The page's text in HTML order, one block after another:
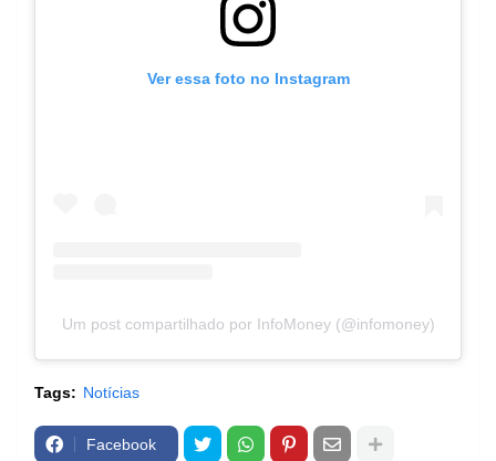
Ver essa foto no Instagram
Um post compartilhado por InfoMoney (@infomoney)
Tags: Notícias
Facebook